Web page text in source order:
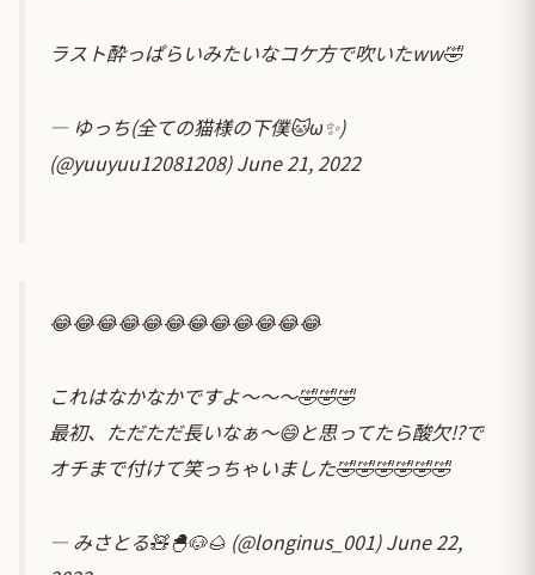
ラスト酔っぱらいみたいなコケ方で吹いたww🤣
— ゆっち(全ての猫様の下僕🐱ω✨)
(@yuuyuu12081208)June 21, 2022
😂😂😂😂😂😂😂😂😂😂😂😂
これはなかなかですよ〜〜〜🤣🤣🤣
最初、ただただ長いなぁ〜😄と思ってたら酸欠⁉️で
オチまで付けて笑っちゃいました🤣🤣🤣🤣🤣🤣
— みさとる🧸🐣🐶🌰 (@longinus_001)June 22,